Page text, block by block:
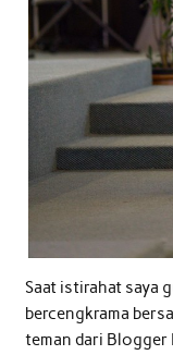
Saat istirahat saya
bercengkrama
teman dari